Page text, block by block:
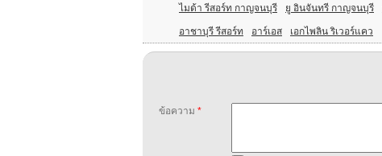
ไมด้า รีสอร์ท กาญจนบุรี ยู อินจันทรี กาญจนบุรี
อาชาบุรี รีสอร์ท อาร์เอส เอกไพลิน ริเวอร์แคว
ข้อความ *